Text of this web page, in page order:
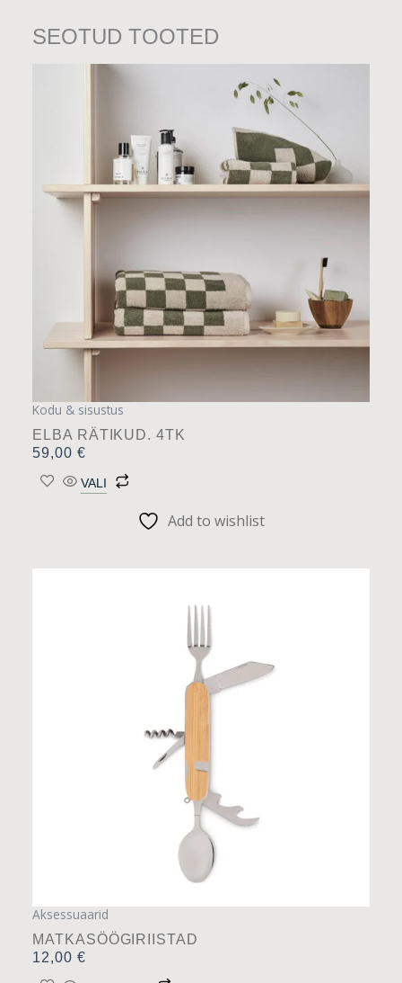
SEOTUD TOOTED
Kodu & sisustus
ELBA RÄTIKUD. 4TK
59,00 €
VALI
mitu
varianti.
Valikuid
saab
Add to wishlist
Aksessuaarid
MATKASÖÖGIRIISTAD
12,00 €